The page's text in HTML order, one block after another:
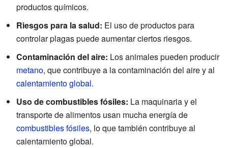
productos químicos.
Riesgos para la salud: El uso de productos para
controlar plagas puede aumentar ciertos riesgos.
Contaminación del aire: Los animales pueden producir
metano, que contribuye a la contaminación del aire y al
calentamiento global.
Uso de combustibles fósiles: La maquinaria y el
transporte de alimentos usan mucha energía de
combustibles fósiles, lo que también contribuye al
calentamiento global.